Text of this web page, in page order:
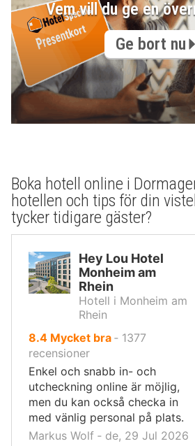
Vem vill du ge en
Ge bort nu
Boka hotell online i
hotellen och tips för din
tycker tidigare gäster?
Hey Lou Hotel
Monheim am
Rhein
Hotell i Monheim am
Rhein
8.4av
10,
Mycket bra ‐ 1377
recensioner
Enkel och snabb in- och
utcheckning online är möjlig,
men du kan också checka in
med vänlig personal på plats.
Markus Wolf ‐ de, 29 Jul 2026